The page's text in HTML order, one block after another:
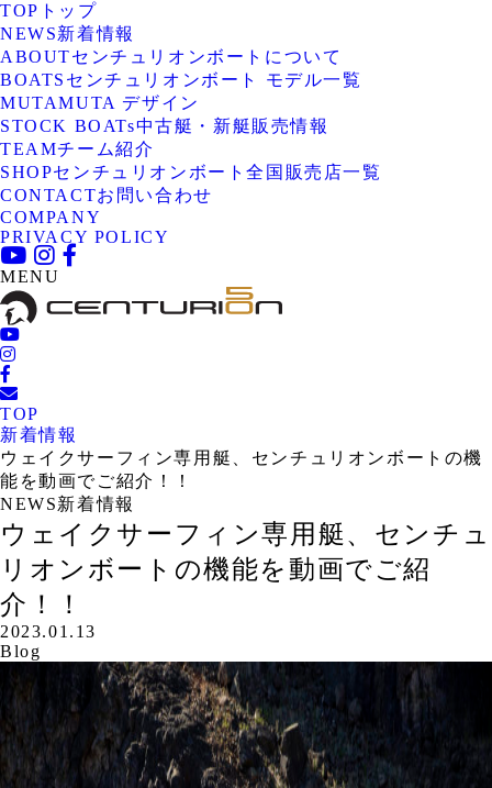
TOP トップ
NEWS新着情報
ABOUTセンチュリオンボートについて
BOATS センチュリオンボート モデル一覧
MUTAMUTA デザイン
STOCK BOATs中古艇・新艇販売情報
TEAMチーム紹介
SHOPセンチュリオンボート全国販売店一覧
CONTACTお問い合わせ
COMPANY
PRIVACY POLICY
MENU
TOP
新着情報
ウェイクサーフィン専用艇、センチュリオンボートの機
能を動画でご紹介！！
NEWS新着情報
ウェイクサーフィン専用艇、センチュ
リオンボートの機能を動画でご紹
介！！
2023.01.13
Blog